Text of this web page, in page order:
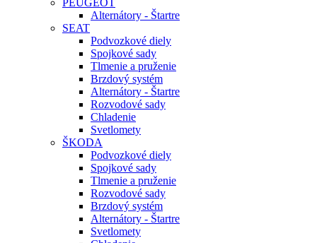
Alternátory - Štartre
SEAT
Podvozkové diely
Spojkové sady
Tlmenie a pruženie
Brzdový systém
Alternátory - Štartre
Rozvodové sady
Chladenie
Svetlomety
ŠKODA
Podvozkové diely
Spojkové sady
Tlmenie a pruženie
Rozvodové sady
Brzdový systém
Alternátory - Štartre
Svetlomety